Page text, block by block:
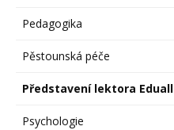
Pedagogika
Pěstounská péče
Představení lektora Eduall
Psychologie